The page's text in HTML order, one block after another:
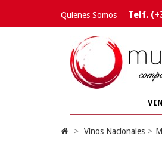
Quienes Somos Telf.
> Vinos Nacionales >